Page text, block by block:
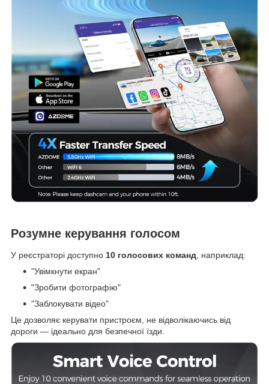
Розумне керування голосом
У реєстраторі доступно 10 голосових команд , наприклад:
"Увімкнути екран"
"Зробити фотографію"
"Заблокувати відео"
Це дозволяє керувати пристроєм, не відволікаючись від
дороги — ідеально для безпечної їзди.